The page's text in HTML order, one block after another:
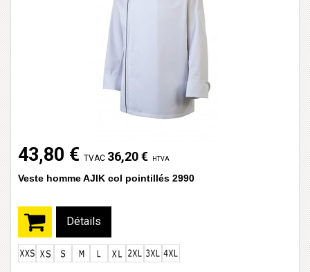
43,80 € TVAC 36,20 € HTVA
Veste homme AJIK col pointillés 2990
Détails